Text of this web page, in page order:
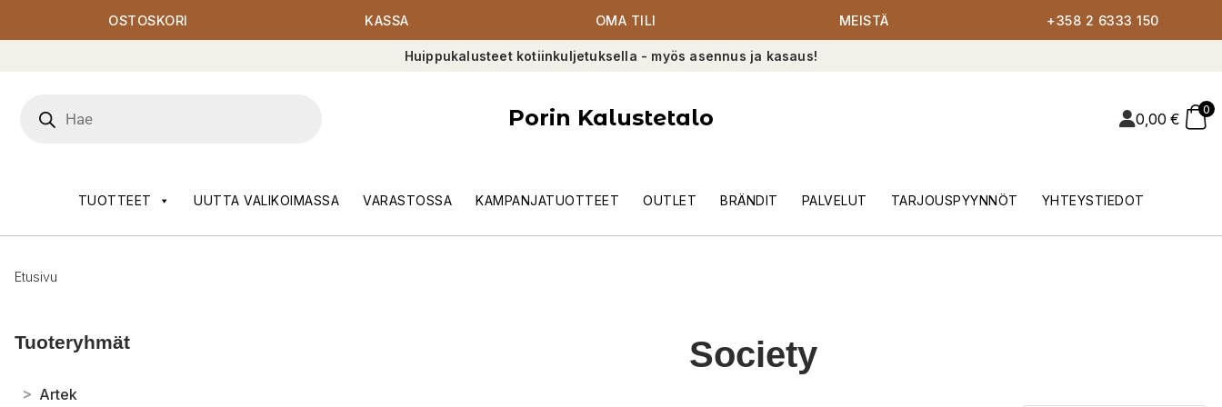
OSTOSKORI KASSA OMA TILI MEISTÄ +358 2 6333 150
Huippukalusteet kotiinkuljetuksella - myös asennus ja kasaus!
search
Porin Kalustetalo 0,00 €
0
TUOTTEET UUTTA VALIKOIMASSA VARASTOSSA KAMPANJATUOTTEET OUTLET BRÄNDIT PALVELUT TARJOUSPYYNNÖT YHTEYSTIEDOT
Etusivu
Tuoteryhmät
> Artek
Society